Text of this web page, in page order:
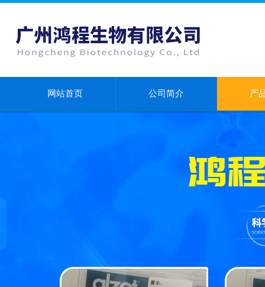
网站首页 公司简介 产